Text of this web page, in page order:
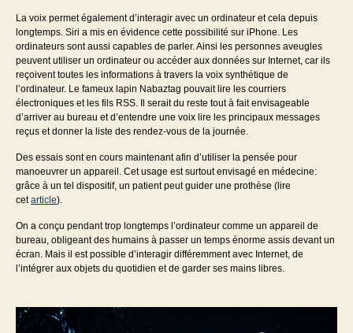
La voix permet également d’interagir avec un ordinateur et cela depuis
longtemps. Siri a mis en évidence cette possibilité sur iPhone. Les
ordinateurs sont aussi capables de parler. Ainsi les personnes aveugles
peuvent utiliser un ordinateur ou accéder aux données sur Internet, car ils
reçoivent toutes les informations à travers la voix synthétique de
l’ordinateur. Le fameux lapin Nabaztag pouvait lire les courriers
électroniques et les fils RSS. Il serait du reste tout à fait envisageable
d’arriver au bureau et d’entendre une voix lire les principaux messages
reçus et donner la liste des rendez-vous de la journée.
Des essais sont en cours maintenant afin d’utiliser la pensée pour
manoeuvrer un appareil. Cet usage est surtout envisagé en médecine:
grâce à un tel dispositif, un patient peut guider une prothèse (lire
cetarticle).
On a conçu pendant trop longtemps l’ordinateur comme un appareil de
bureau, obligeant des humains à passer un temps énorme assis devant un
écran. Mais il est possible d’interagir différemment avec Internet, de
l’intégrer aux objets du quotidien et de garder ses mains libres.